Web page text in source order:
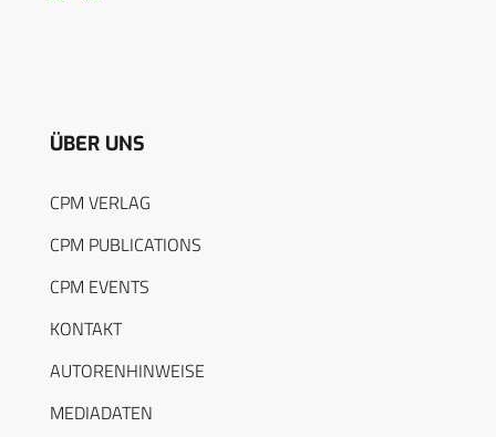
ÜBER UNS
CPM VERLAG
CPM PUBLICATIONS
CPM EVENTS
KONTAKT
AUTORENHINWEISE
MEDIADATEN